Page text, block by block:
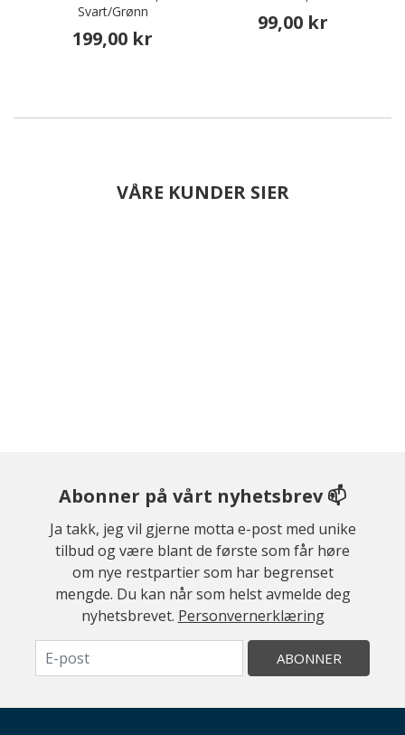
Svart/Grønn
199,00 kr
99,00 kr
VÅRE KUNDER SIER
Abonner på vårt nyhetsbrev 📫
Ja takk, jeg vil gjerne motta e-post med unike
tilbud og være blant de første som får høre
om nye restpartier som har begrenset
mengde. Du kan når som helst avmelde deg
nyhetsbrevet. Personvernerklæring
ABONNER